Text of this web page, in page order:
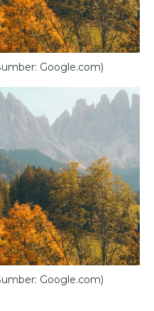
Google.com)
Google.com)